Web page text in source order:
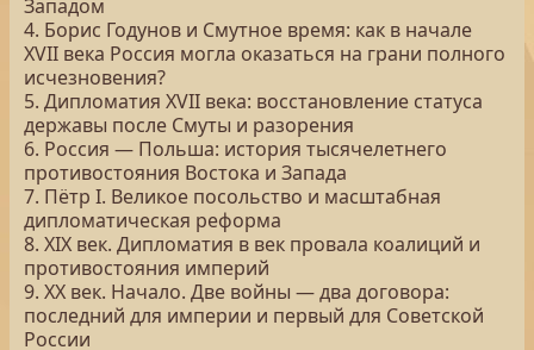
Западом
4. Борис Годунов и Смутное время: как в начале
XVII века Россия могла оказаться на грани полного
исчезновения?
5. Дипломатия XVII века: восстановление статуса
державы после Смуты и разорения
6. Россия — Польша: история тысячелетнего
противостояния Востока и Запада
7. Пётр I. Великое посольство и масштабная
дипломатическая реформа
8. XIX век. Дипломатия в век провала коалиций и
противостояния империй
9. XX век. Начало. Две войны — два договора:
последний для империи и первый для Советской
России